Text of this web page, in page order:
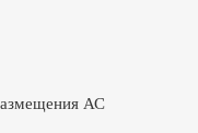
АС